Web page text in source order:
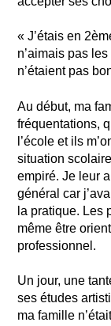
« J’étais en
n’aimais pas
n’étaient pas
Au début, ma
fréquentations,
l’école et ils
situation
empiré. Je leur
général car
la pratique. Les
même être
professionnel.
Un jour, une
ses études
ma famille